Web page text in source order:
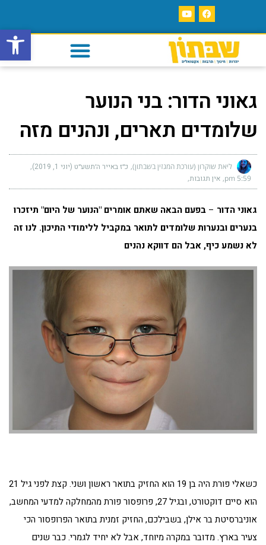
פתח
גאוני הדור: בני הנוער
שלומדים תארים, ונהנים מזה
ליאת שוקרון (עורכת המגזין בשבתון) כ״ז באייר ה׳תשע״ט (יוני 1, 2019)
5:59 pm אין תגובות
גאוני הדור – בפעם הבאה שאתם אומרים "הנוער של היום" תיזכרו
בנערים ובנערות שלומדים לתואר במקביל ללימודי התיכון. לנו זה
לא נשמע כיף, אבל הם דווקא נהנים
כשאלי פורת היה בן 19 הוא החזיק בתואר ראשון ושני. קצת לפני גיל 21
הוא סיים דוקטורט, ובגיל 27, פרופסור פורת מהמחלקה למדעי המחשב,
אוניברסיטת בר אילן, בשבילכם, החזיק זמנית בתואר הפרופסור הכי
צעיר בארץ. מדובר במקרה מיוחד, אבל לא יחיד לגמרי. כבר שנים